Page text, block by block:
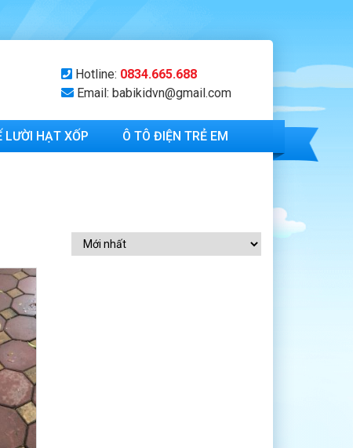
Hotline: 0834.665.688
Email: babikidvn@gmail.com
LƯỜI HẠT XỐP Ô TÔ ĐIỆN TRẺ EM